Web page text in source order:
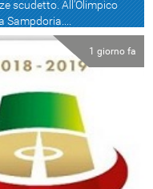
scudetto. All'Olimpico
Sampdoria....
1 giorno fa